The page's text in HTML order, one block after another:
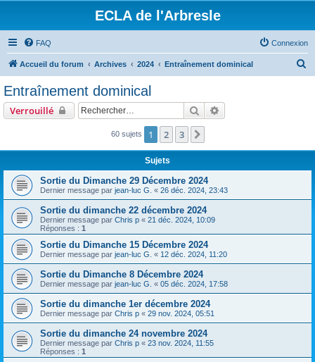
ECLA de l'Arbresle
FAQ Connexion
Accueil du forum Archives 2024 Entraînement dominical
e
Entraînement dominical
Verrouillé Rechercher
60 sujets 1 2 3
Sujets
Sortie du Dimanche 29 Décembre 2024
Dernier message par jean-luc G. « 26 déc. 2024, 23:43
Sortie du dimanche 22 décembre 2024
Dernier message par Chris p « 21 déc. 2024, 10:09
Réponses : 1
Sortie du Dimanche 15 Décembre 2024
Dernier message par jean-luc G. « 12 déc. 2024, 11:20
Sortie du Dimanche 8 Décembre 2024
Dernier message par jean-luc G. « 05 déc. 2024, 17:58
Sortie du dimanche 1er décembre 2024
Dernier message par Chris p « 29 nov. 2024, 05:51
Sortie du dimanche 24 novembre 2024
Dernier message par Chris p « 23 nov. 2024, 11:55
Réponses : 1